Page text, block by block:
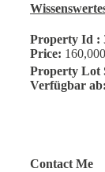
Property Id :
Price:
Property Lot
Verfügbar ab:
Contact Me